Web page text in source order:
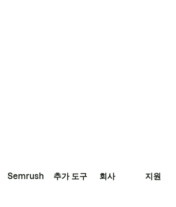
Semrush 추가 도구 회사 지원